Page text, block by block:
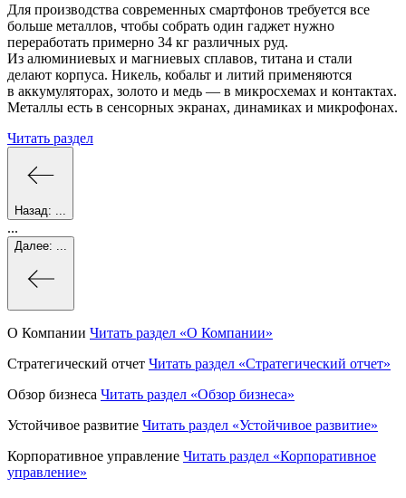
Для производства современных смартфонов требуется все
больше металлов, чтобы собрать один гаджет нужно
переработать примерно 34 кг различных руд.
Из алюминиевых и магниевых сплавов, титана и стали
делают корпуса. Никель, кобальт и литий применяются
в аккумуляторах, золото и медь — в микросхемах и контактах.
Металлы есть в сенсорных экранах, динамиках и микрофонах.
Читать раздел
Назад:
...
Далее:
О Компании Читать раздел «О Компании»
Стратегический отчет Читать раздел «Стратегический отчет»
Обзор бизнеса Читать раздел «Обзор бизнеса»
Устойчивое развитие Читать раздел «Устойчивое развитие»
Корпоративное управление Читать раздел «Корпоративное
управление»